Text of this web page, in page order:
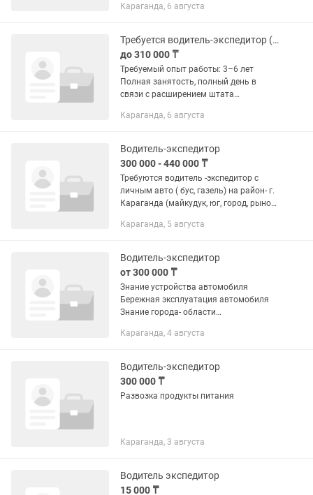
оформление по ТК РК
Караганда, 6 августа
Требуется водитель-экспедитор (офис)
до 310 000 ₸
Требуемый опыт работы: 3–6 лет
Полная занятость, полный день в
связи с расширением штата
экспедитора в супермаркет "Корзина"
...
Караганда, 6 августа
Водитель-экспедитор
300 000 - 440 000 ₸
Требуются водитель -экспедитор с
личным авто ( бус, газель) на район- г.
Караганда (майкудук, юг, город, рынок
понедельника по пятницу( Караганда ),
Караганда, 5 августа
Водитель-экспедитор
от 300 000 ₸
Знание устройства автомобиля
Бережная эксплуатация автомобиля
Знание города- области
очень важный фактор Остальное по
Караганда, 4 августа
Водитель-экспедитор
300 000 ₸
Развозка продукты питания
Караганда, 3 августа
Водитель экспедитор
15 000 ₸